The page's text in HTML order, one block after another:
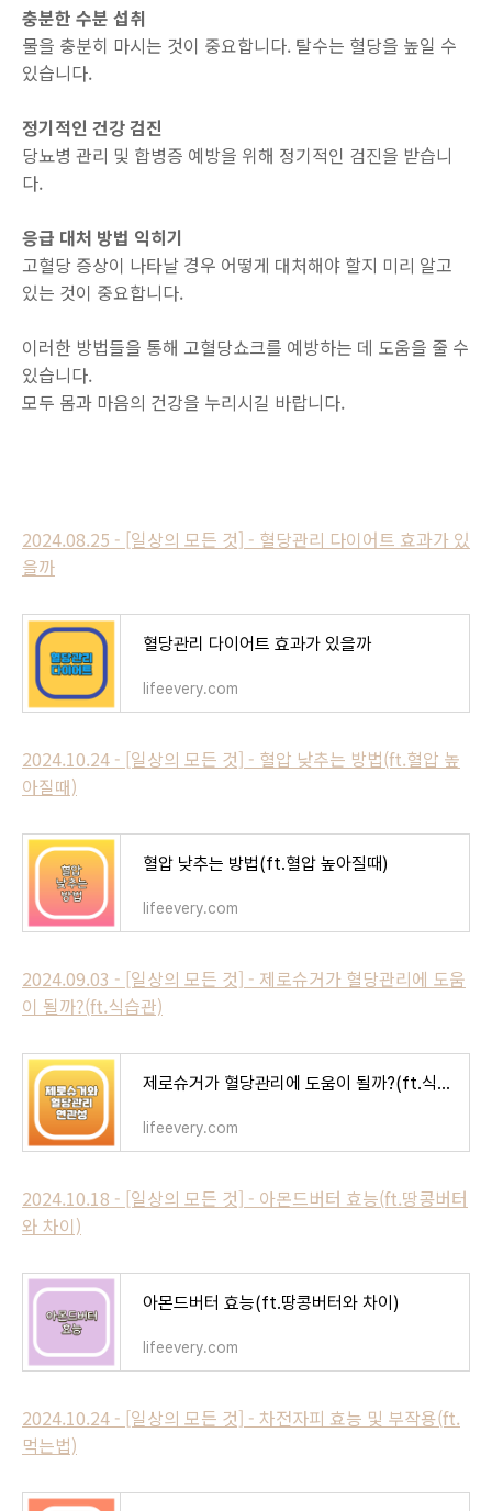
충분한 수분 섭취
물을 충분히 마시는 것이 중요합니다. 탈수는 혈당을 높일 수
있습니다.
정기적인 건강 검진
당뇨병 관리 및 합병증 예방을 위해 정기적인 검진을 받습니
다.
응급 대처 방법 익히기
고혈당 증상이 나타날 경우 어떻게 대처해야 할지 미리 알고
있는 것이 중요합니다.
이러한 방법들을 통해 고혈당쇼크를 예방하는 데 도움을 줄 수
있습니다.
모두 몸과 마음의 건강을 누리시길 바랍니다.
2024.08.25 - [일상의 모든 것] - 혈당관리 다이어트 효과가 있
을까
혈당관리 다이어트 효과가 있을까
lifeevery.com
2024.10.24 - [일상의 모든 것] - 혈압 낮추는 방법(ft.혈압 높
아질때)
혈압 낮추는 방법(ft.혈압 높아질때)
lifeevery.com
2024.09.03 - [일상의 모든 것] - 제로슈거가 혈당관리에 도움
이 될까?(ft.식습관)
제로슈거가 혈당관리에 도움이 될까?(ft.식습관)
lifeevery.com
2024.10.18 - [일상의 모든 것] - 아몬드버터 효능(ft.땅콩버터
와 차이)
아몬드버터 효능(ft.땅콩버터와 차이)
lifeevery.com
2024.10.24 - [일상의 모든 것] - 차전자피 효능 및 부작용(ft.
먹는법)